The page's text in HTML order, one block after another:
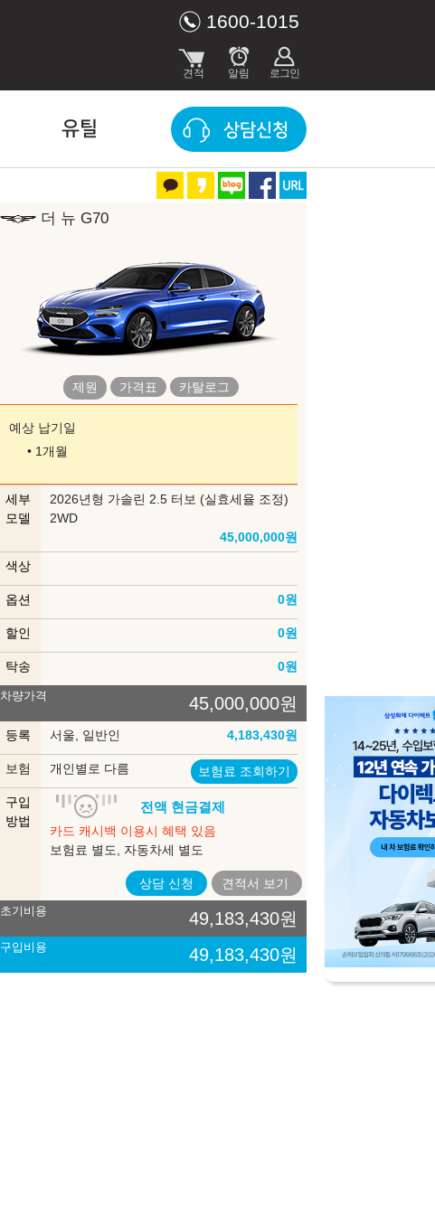
1600-1015
유틸 상담신청
외장 색상
우유니 화이트(UYH) 세빌 실버(SSS)
바트나 그레이(GRY)
카프리 블루(NRB) 마칼루 그레이(MPE) - 무광
벌리 블루(MBM) - 무광
690,000
내장 색상
옵시디언 블랙 모노톤 (옵시
디언 블랙 시트)
옵시디언 블랙/포그 그레이
투톤 (포그 그레이 시트)
옵시디언 블랙/벨벳 버건디
투톤 (벨벳 버건디 시트)
옵시디언 블랙/듄 베이지 투
색상은 세부모델에 따라 적용되지 않는 것이 포함되어 있을 수 있으며, 내장색상
이 제한 될 수도 있습니다. 구매시 판매 가능한지 먼저 확인해 주시기 바랍니다.
더 뉴 G70
제원 가격표 카탈로그
예상 납기일
1개월
세부
모델
2026년형 가솔린 2.5 터보 (실효세율 조정)
2WD
45,000,000원
색상
옵션 0원
할인 0원
탁송 0원
차량가격 45,000,000원
등록 서울, 일반인 4,183,430원
보험 개인별로 다름 보험료 조회하기
구입
방법
전액 현금결제
카드 캐시백 이용시 혜택 있음
보험료 별도, 자동차세 별도
초기비용 49,183,430원
구입비용 49,183,430원
상담 신청 견적서 보기